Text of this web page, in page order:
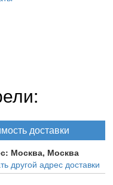
доставки
Москва, Москва
другой адрес доставки